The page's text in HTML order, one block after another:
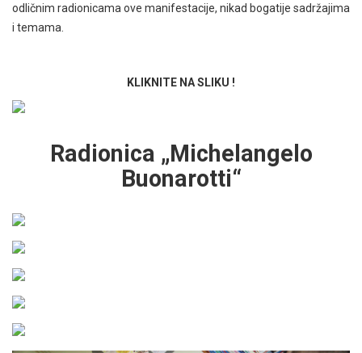
odličnim radionicama ove manifestacije, nikad bogatije sadržajima
i temama.
KLIKNITE NA SLIKU !
Radionica „Michelangelo
Buonarotti“